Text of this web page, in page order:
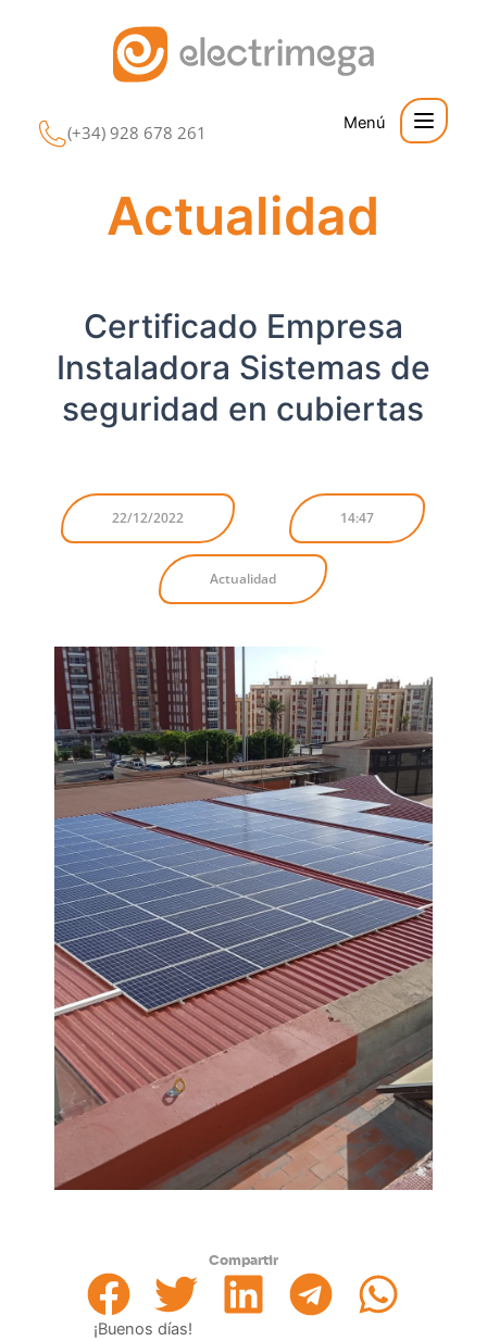
(+34) 928 678 261
Actualidad
Certificado Empresa
Instaladora Sistemas de
seguridad en cubiertas
22/12/2022 14:47
Actualidad
Compartir
¡Buenos días!